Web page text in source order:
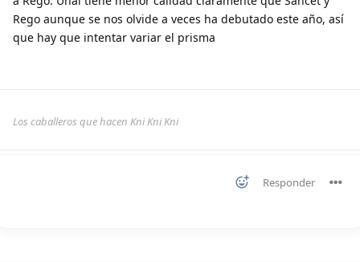
Rego aunque se nos olvide a veces ha debutado este año, así
que hay que intentar variar el prisma
Los caballeros que hacen Kni Kni Kni
Responder